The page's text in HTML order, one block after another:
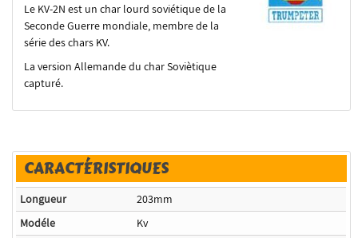
Le KV-2N est un char lourd soviétique de la
Seconde Guerre mondiale, membre de la
série des chars KV.
La version Allemande du char Soviètique
capturé.
CARACTÉRISTIQUES
Longueur
203mm
Modéle
Kv